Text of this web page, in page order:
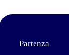
Partenza